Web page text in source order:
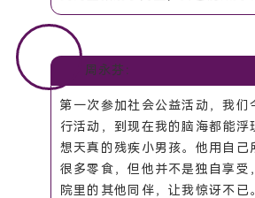
周永芬：
第一次参加社会公益活动，我们
行活动，到现在我的脑海都能浮
想天真的残疾小男孩。他用自己
很多零食，但他并不是独自享受
院里的其他同伴，让我惊讶不已